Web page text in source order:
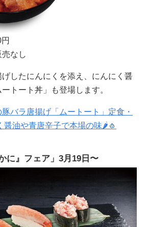
なし
したにんにくを添え、にんにく醤
トート丼」も登場します。
豚バラ唐揚げ「ムートート」定食・
醤油や青唐辛子で本場の味🌶🧄
に』フェア」3月19日〜